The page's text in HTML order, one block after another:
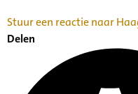
Stuur een reactie naar
Delen